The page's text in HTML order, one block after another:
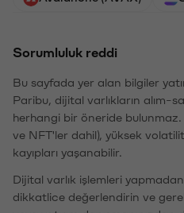
Sorumluluk reddi
Bu sayfada yer alan bilgiler
Paribu, dijital varlıkların alım-
herhangi bir öneride
ve NFT'ler dahil), yüksek
kayıpları yaşanabilir.
Dijital varlık işlemleri
dikkatlice değerlendirin ve